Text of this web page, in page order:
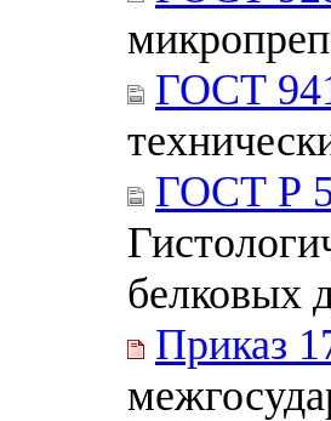
ГОСТ
ГОСТ Р
белковых
Приказ